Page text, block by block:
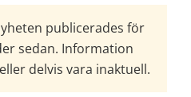
publicerades för
sedan. Information
delvis vara inaktuell.